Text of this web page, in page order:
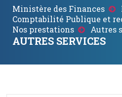
Fil
d'Ariane
Ministère des Finances
Comptabilité Publique et
Nos prestations
Autres
AUTRES SERVICES